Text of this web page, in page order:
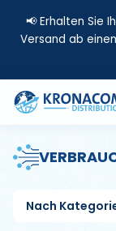
📢 Erhalten Sie
Versand ab
Nach